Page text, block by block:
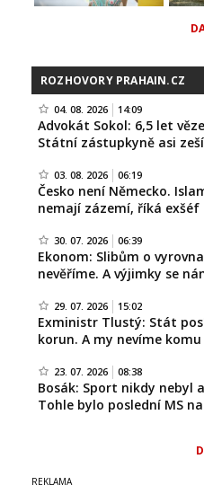
ROZHOVORY PRAHAIN.CZ
04. 08. 2026 14:09
Advokát Sokol: 6,5 let
Státní zástupkyně asi
03. 08. 2026 06:19
Česko není Německo.
nemají zázemí, říká exšéf
30. 07. 2026 06:39
Ekonom: Slibům o
nevěříme. A výjimky se
29. 07. 2026 15:02
Exministr Tlustý: Stát
korun. A my nevíme komu
23. 07. 2026 08:38
Bosák: Sport nikdy nebyl
Tohle bylo poslední MS na